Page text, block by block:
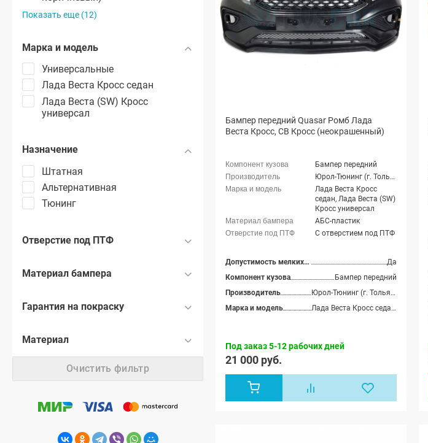
Показать еще (12)
Марка и модель
Универсальные
Лада Веста Кросс седан
Лада Веста (SW) Кросс
универсал
Назначение
Штатная
Альтернативная
Тюнинг
Отверстие под ПТФ
Материал бампера
Гарантия на покраску
Материал
Очистить фильтр
Бампер передний Quasar Ромб Лада
Веста Кросс, СВ Кросс (неокрашенный)
Бампер передний
Юрол-Тюнинг (г. Тольятти)
Лада Веста Кросс
седан, Лада Веста (SW)
Кросс универсал
АБС-пластик
С отверстием под ПТФ
Допустимость мелких царапин
Да
Компонент кузова
Бампер передний
Производитель
Юрол-Тюнинг (г. Тольятти)
Марка и модель
Лада Веста Кросс седан, Лада Веста (SW) Кросс универсал
Под заказ 5-12 рабочих дней
21 000 руб.